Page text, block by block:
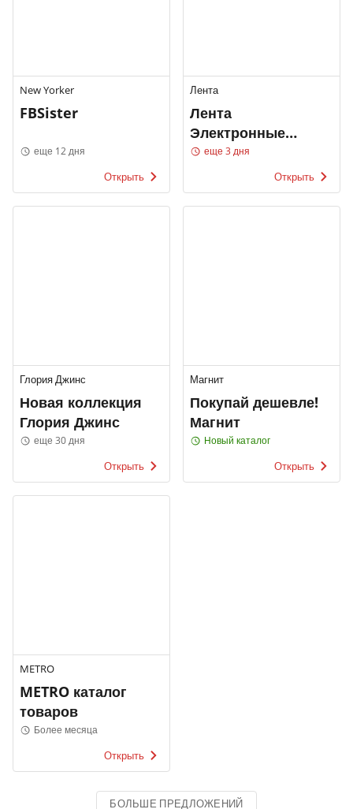
New Yorker
FBSister
еще 12 дня
Открыть
Лента
Лента
Электронные
каталоги
еще 3 дня
Открыть
Глория Джинс
Новая коллекция
Глория Джинс
еще 30 дня
Открыть
Магнит
Покупай дешевле!
Магнит
Новый каталог
Открыть
METRO
METRO каталог
товаров
Более месяца
Открыть
БОЛЬШЕ ПРЕДЛОЖЕНИЙ